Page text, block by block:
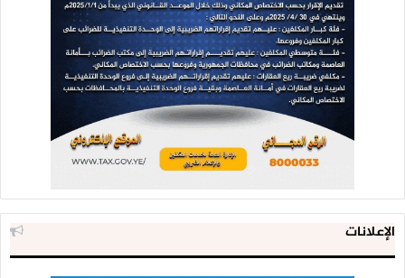
الإعلانات